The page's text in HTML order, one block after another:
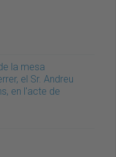
la mesa
el Sr. Andreu
en l'acte de